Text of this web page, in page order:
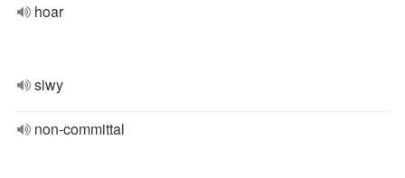
hoar
siwy
non-committal